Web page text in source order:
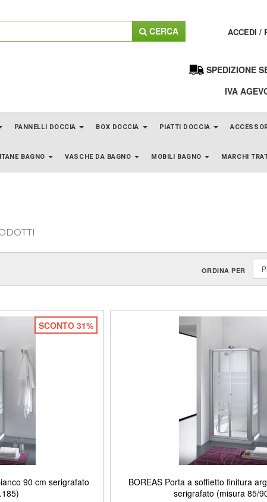
CERCA ACCEDI /
SPEDIZIONE
IVA
PANNELLI DOCCIA BOX DOCCIA PIATTI DOCCIA
BAGNO VASCHE DA BAGNO MOBILI BAGNO MARCHI
ORDINA PER
SCONTO 31%
90 cm serigrafato
BOREAS Porta a soffietto finitura
serigrafato (misura 85/